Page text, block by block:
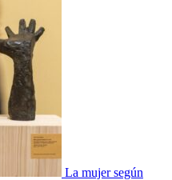
La mujer según